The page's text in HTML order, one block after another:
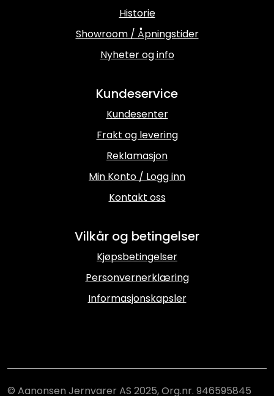
Historie
Showroom / Åpningstider
Nyheter og info
Kundeservice
Kundesenter
Frakt og levering
Reklamasjon
Min Konto / Logg inn
Kontakt oss
Vilkår og betingelser
Kjøpsbetingelser
Personvernerklæring
Informasjonskapsler
© Aanonsen Jernvarer AS 2025, Org.nr. 946595845